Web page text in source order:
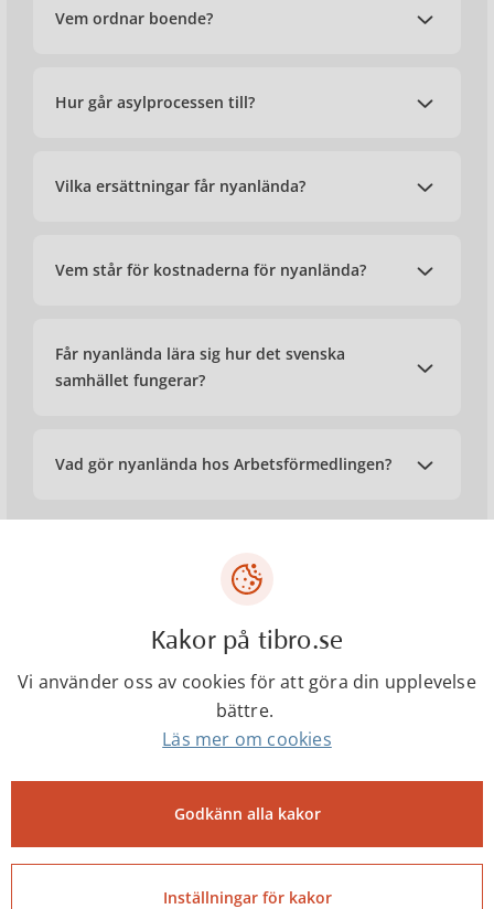
Vem ordnar boende?
Hur går asylprocessen till?
Vilka ersättningar får nyanlända?
Vem står för kostnaderna för nyanlända?
Får nyanlända lära sig hur det svenska
samhället fungerar?
Vad gör nyanlända hos Arbetsförmedlingen?
Tibro kommun
0504-18000
kommun@tibro.se
Kakor på tibro.se
Vi använder oss av cookies för att göra din upplevelse
bättre.
Läs mer om cookies
Godkänn alla kakor
Inställningar för kakor